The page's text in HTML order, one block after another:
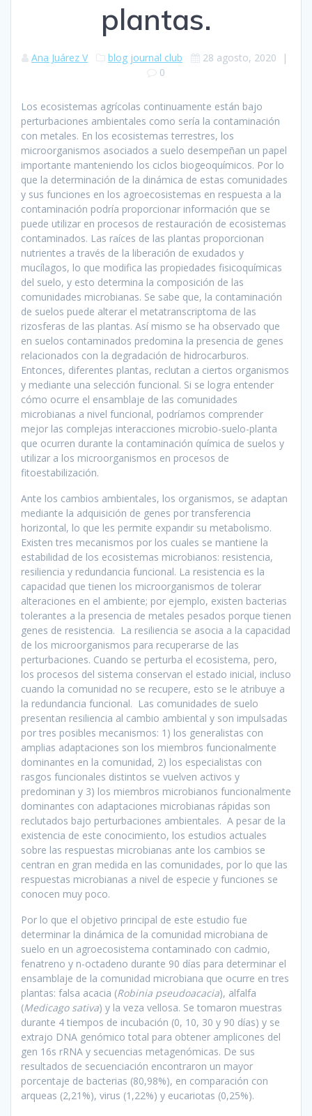
plantas.
Ana Juárez V blog journal club 28 agosto, 2020 |
0
Los ecosistemas agrícolas continuamente están bajo
perturbaciones ambientales como sería la contaminación
con metales. En los ecosistemas terrestres, los
microorganismos asociados a suelo desempeñan un papel
importante manteniendo los ciclos biogeoquímicos. Por lo
que la determinación de la dinámica de estas comunidades
y sus funciones en los agroecosistemas en respuesta a la
contaminación podría proporcionar información que se
puede utilizar en procesos de restauración de ecosistemas
contaminados. Las raíces de las plantas proporcionan
nutrientes a través de la liberación de exudados y
mucílagos, lo que modifica las propiedades fisicoquímicas
del suelo, y esto determina la composición de las
comunidades microbianas. Se sabe que, la contaminación
de suelos puede alterar el metatranscriptoma de las
rizosferas de las plantas. Así mismo se ha observado que
en suelos contaminados predomina la presencia de genes
relacionados con la degradación de hidrocarburos.
Entonces, diferentes plantas, reclutan a ciertos organismos
y mediante una selección funcional. Si se logra entender
cómo ocurre el ensamblaje de las comunidades
microbianas a nivel funcional, podríamos comprender
mejor las complejas interacciones microbio-suelo-planta
que ocurren durante la contaminación química de suelos y
utilizar a los microorganismos en procesos de
fitoestabilización.
Ante los cambios ambientales, los organismos, se adaptan
mediante la adquisición de genes por transferencia
horizontal, lo que les permite expandir su metabolismo.
Existen tres mecanismos por los cuales se mantiene la
estabilidad de los ecosistemas microbianos: resistencia,
resiliencia y redundancia funcional. La resistencia es la
capacidad que tienen los microorganismos de tolerar
alteraciones en el ambiente; por ejemplo, existen bacterias
tolerantes a la presencia de metales pesados porque tienen
genes de resistencia. La resiliencia se asocia a la capacidad
de los microorganismos para recuperarse de las
perturbaciones. Cuando se perturba el ecosistema, pero,
los procesos del sistema conservan el estado inicial, incluso
cuando la comunidad no se recupere, esto se le atribuye a
la redundancia funcional. Las comunidades de suelo
presentan resiliencia al cambio ambiental y son impulsadas
por tres posibles mecanismos: 1) los generalistas con
amplias adaptaciones son los miembros funcionalmente
dominantes en la comunidad, 2) los especialistas con
rasgos funcionales distintos se vuelven activos y
predominan y 3) los miembros microbianos funcionalmente
dominantes con adaptaciones microbianas rápidas son
reclutados bajo perturbaciones ambientales. A pesar de la
existencia de este conocimiento, los estudios actuales
sobre las respuestas microbianas ante los cambios se
centran en gran medida en las comunidades, por lo que las
respuestas microbianas a nivel de especie y funciones se
conocen muy poco.
Por lo que el objetivo principal de este estudio fue
determinar la dinámica de la comunidad microbiana de
suelo en un agroecosistema contaminado con cadmio,
fenatreno y n-octadeno durante 90 días para determinar el
ensamblaje de la comunidad microbiana que ocurre en tres
plantas: falsa acacia (Robinia pseudoacacia), alfalfa
(Medicago sativa) y la veza vellosa. Se tomaron muestras
durante 4 tiempos de incubación (0, 10, 30 y 90 días) y se
extrajo DNA genómico total para obtener amplicones del
gen 16s rRNA y secuencias metagenómicas. De sus
resultados de secuenciación encontraron un mayor
porcentaje de bacterias (80,98%), en comparación con
arqueas (2,21%), virus (1,22%) y eucariotas (0,25%).